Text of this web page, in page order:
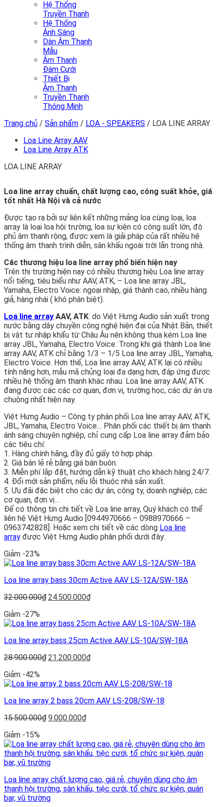
Hệ Thống
Truyền Thanh
Hệ Thống
Ánh Sáng
Dàn Âm Thanh
Mẫu
Âm Thanh
Đám Cưới
Thiết Bị
Âm Thanh
Truyền Thanh
Thông Minh
Trang chủ / Sản phẩm / LOA - SPEAKERS / LOA LINE ARRAY
Loa Line Array AAV
Loa Line Array ATK
LOA LINE ARRAY
Loa line array chuẩn, chất lượng cao, công suất khỏe, giá
tốt nhất Hà Nội và cả nước
Được tạo ra bởi sự liên kết những mảng loa cùng loại, loa
array là loại loa hội trường, loa sự kiện có công suất lớn, độ
phủ âm thanh rộng, được xem là giải pháp của rất nhiều hệ
thống âm thanh trình diễn, sân khấu ngoài trời lẫn trong nhà.
Các thương hiệu loa line array phổ biến hiện nay
Trên thị trường hiện nay có nhiều thương hiệu Loa line array
nổi tiếng, tiêu biểu như AAV, ATK, – Loa line array JBL,
Yamaha, Electro Voice: ngoại nhập, giá thành cao, nhiều hàng
giả, hàng nhái ( khó phân biệt).
Loa line array AAV, ATK: do Việt Hưng Audio sản xuất trong
nước bằng dây chuyền công nghệ hiện đại của Nhật Bản, thiết
bị vật tư nhập khẩu từ Châu Âu nên không thua kém Loa line
array JBL, Yamaha, Electro Voice. Trong khi giá thành Loa line
array AAV, ATK chỉ bằng 1/3 – 1/5 Loa line array JBL, Yamaha,
Electro Voice. Hơn thế, Loa line array AAV, ATK lại có nhiều
tính năng hơn, mẫu mã chủng loại đa dạng hơn, đáp ứng được
nhiều hệ thống âm thanh khác nhau. Loa line array AAV, ATK
đang được các các cơ quan, đơn vị, trường học, các dự án ưa
chuộng nhất hiện nay.
Việt Hưng Audio – Công ty phân phối Loa line array AAV, ATK,
JBL, Yamaha, Electro Voice… Phân phối các thiết bị âm thanh
ánh sáng chuyên nghiệp, chỉ cung cấp Loa line array đảm bảo
các tiêu chí:
1. Hàng chính hãng, đầy đủ giấy tờ hợp pháp.
2. Giá bán lẻ rẻ bằng giá bán buôn.
3. Miễn phí lắp đặt, hướng dẫn kỹ thuật cho khách hàng 24/7.
4. Đổi mới sản phẩm, nếu lỗi thuộc nhà sản xuất.
5. Ưu đãi đặc biệt cho các dự án, công ty, doanh nghiệp, các
cơ quan, đơn vị…
Để có thông tin chi tiết về Loa line array, Quý khách có thể
liên hệ Việt Hưng Audio [0944970666 – 0988970666 –
0963742828]. Hoặc xem chi tiết về các dòng Loa line
array được Việt Hưng Audio phân phối dưới đây:
Giảm -23%
Loa line array bass 30cm Active AAV LS-12A/SW-18A
32.000.000₫ Giá
32.000.000₫.
24.500.000₫Giá
là:
Giảm -27%
Loa line array bass 25cm Active AAV LS-10A/SW-18A
28.900.000₫ Giá
28.900.000₫.
21.200.000₫Giá
là:
Giảm -42%
Loa line array 2 bass 20cm AAV LS-208/SW-18
15.500.000₫ Giá
15.500.000₫.
9.000.000₫Giá
là:
9.000.000₫.
Giảm -15%
Loa line array chất lượng cao, giá rẻ, chuyên dùng cho âm
thanh hội trường, sân khấu, tiệc cưới, tổ chức sự kiện, quán
bar, vũ trường